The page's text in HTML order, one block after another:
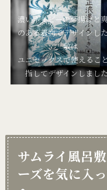
濃いネイビーの帯揚げと
のある着物でデザインし
敷は
ユニセックスで使えるこ
指してデザインしまし
サムライ風呂
ーズを気に入